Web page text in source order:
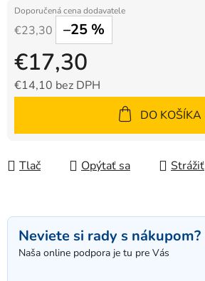
€23,30 –25 %
€17,30
€14,10 bez DPH
DO KOŠÍKA
Tlač Opýtať sa Strážiť
Neviete si rady s nákupom?
Naša online podpora je tu pre Vás